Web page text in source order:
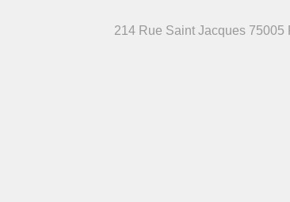
214 Rue Saint Jacques 75005